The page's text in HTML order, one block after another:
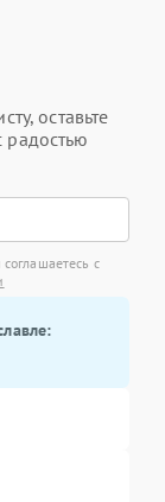
оставьте
с